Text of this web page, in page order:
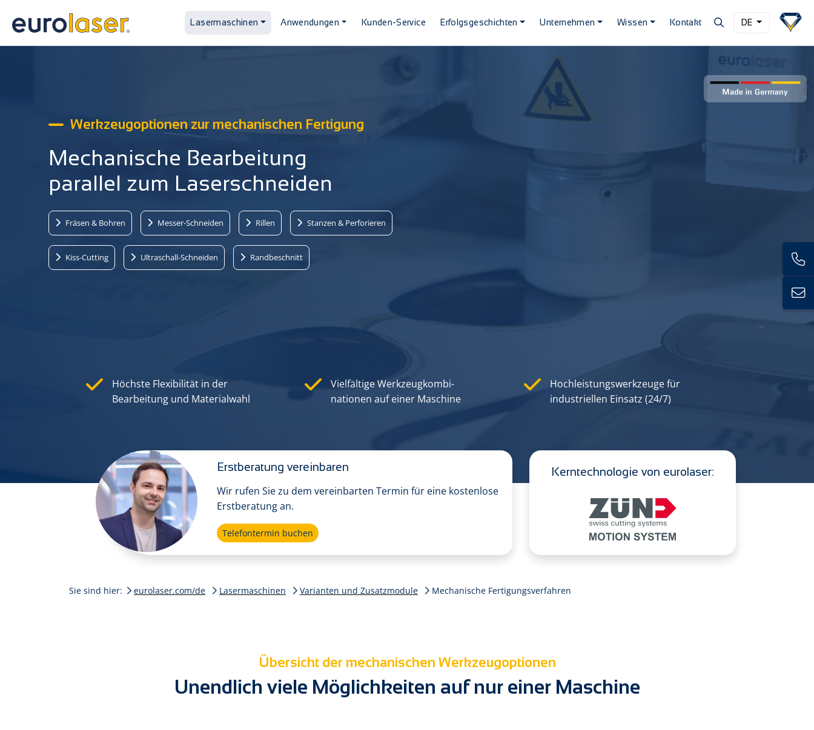
Lasermaschinen Anwendungen Kunden-Service Erfolgsgeschichten Unternehmen Wissen Kontakt DE
Werkzeugoptionen zur mechanischen Fertigung
Mechanische Bearbeitung
parallel zum Laser­schneiden
Fräsen & Bohren Messer-Schneiden Rillen Stanzen & Perforieren
Kiss-Cutting Ultraschall-Schneiden Randbeschnitt
Höchste Flexibilität in der
Bearbeitung und Material­wahl
Vielfältige Werkzeug­kombi­
nationen auf einer Maschine
Hochleistungs­werkzeuge für
industriellen Einsatz (24/7)
Erstberatung vereinbaren
Wir rufen Sie zu dem vereinbarten Termin für eine kostenlose
Erstberatung an.
Telefontermin buchen
Kerntechnologie von eurolaser:
Sie sind hier: eurolaser.com/de Lasermaschinen Varianten und Zusatzmodule Mechanische Fertigungsverfahren
Übersicht der mechanischen Werkzeugoptionen
Unendlich viele Möglichkeiten auf nur einer Maschine